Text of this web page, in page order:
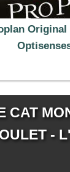
Original
14.99
CAT
-